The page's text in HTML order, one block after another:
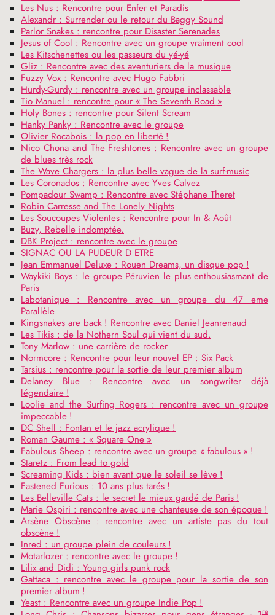
Les Nus : Rencontre pour Enfer et Paradis
Alexandr : Surrender ou le retour du Baggy Sound
Parlor Snakes : rencontre pour Disaster Serenades
Jesus of Cool : Rencontre avec un groupe vraiment cool
Les Kitschenettes ou les passeurs du yé-yé
Gliz : Rencontre avec des aventuriers de la musique
Fuzzy Vox : Rencontre avec Hugo Fabbri
Hurdy-Gurdy : rencontre avec un groupe inclassable
Tio Manuel : rencontre pour « The Seventh Road »
Holy Bones : rencontre pour Silent Scream
Hanky Panky : Rencontre avec le groupe
Olivier Rocabois : la pop en liberté !
Nico Chona and The Freshtones : Rencontre avec un groupe
de blues très rock
The Wave Chargers : la plus belle vague de la surf-music
Les Coronados : Rencontre avec Yves Calvez
Pompadour Swamp : Rencontre avec Stéphane Theret
Robin Carresse and The Lonely Nights
Les Soucoupes Violentes : Rencontre pour In & Août
Buzy, Rebelle indomptée.
DBK Project : rencontre avec le groupe
SIGNAC OU LA PUDEUR D ETRE
Jean Emmanuel Deluxe : Rouen Dreams, un disque pop !
Waykiki Boys : le groupe Péruvien le plus enthousiasmant de
Paris
Labotanique : Rencontre avec un groupe du 47 eme
Parallèle
Kingsnakes are back ! Rencontre avec Daniel Jeanrenaud
Les Tikis : de la Nothern Soul qui vient du sud.
Tony Marlow : une carrière de rocker
Normcore : Rencontre pour leur nouvel EP : Six Pack
Tarsius : rencontre pour la sortie de leur premier album
Delaney Blue : Rencontre avec un songwriter déjà
légendaire !
Loolie and the Surfing Rogers : rencontre avec un groupe
impeccable !
DC Shell : Fontan et le jazz acrylique !
Roman Gaume : « Square One »
Fabulous Sheep : rencontre avec un groupe « fabulous » !
Staretz : From lead to gold
Screaming Kids : bien avant que le soleil se lève !
Fastened Furious : 10 ans plus tarés !
Les Belleville Cats : le secret le mieux gardé de Paris !
Marie Ospiri : rencontre avec une chanteuse de son époque !
Arsène Obscène : rencontre avec un artiste pas du tout
obscène !
Inred : un groupe plein de couleurs !
Motarlozer : rencontre avec le groupe !
Lilix and Didi : Young girls punk rock
Gattaca : rencontre avec le groupe pour la sortie de son
premier album !
Yeast : Rencontre avec un groupe Indie Pop !
re